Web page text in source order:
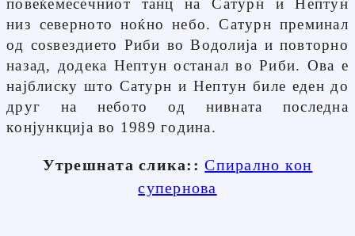
повеќемесечниот танц на Сатурн и Нептун
низ северното ноќно небо. Сатурн преминал
од соѕвездието Риби во Водолија и повторно
назад, додека Нептун останал во Риби. Ова е
најблиску што Сатурн и Нептун биле еден до
друг на небото од нивната последна
конјункција во 1989 година.
Утрешната слика::Спирално кон
супернова